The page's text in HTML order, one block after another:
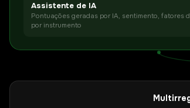
Assistente de IA
Pontuações geradas por IA, sentimento, fatores
por instrumento